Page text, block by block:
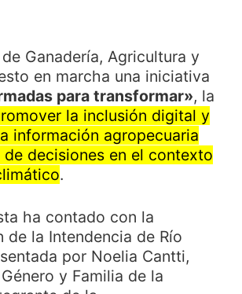
Ganadería, Agricultura y
en marcha una iniciativa
para transformar», la
la inclusión digital y
información agropecuaria
decisiones en el contexto
.
ha contado con la
de la Intendencia de Río
por Noelia Cantti,
y Familia de la